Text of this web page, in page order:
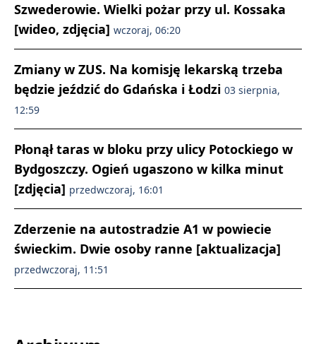
Szwederowie. Wielki pożar przy ul. Kossaka
[wideo, zdjęcia] wczoraj, 06:20
Zmiany w ZUS. Na komisję lekarską trzeba
będzie jeździć do Gdańska i Łodzi 03 sierpnia,
12:59
Płonął taras w bloku przy ulicy Potockiego w
Bydgoszczy. Ogień ugaszono w kilka minut
[zdjęcia] przedwczoraj, 16:01
Zderzenie na autostradzie A1 w powiecie
świeckim. Dwie osoby ranne [aktualizacja]
przedwczoraj, 11:51